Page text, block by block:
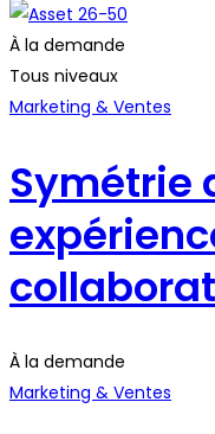
À la demande
Tous niveaux
Marketing & Ventes
Symétrie
À la demande
Marketing & Ventes